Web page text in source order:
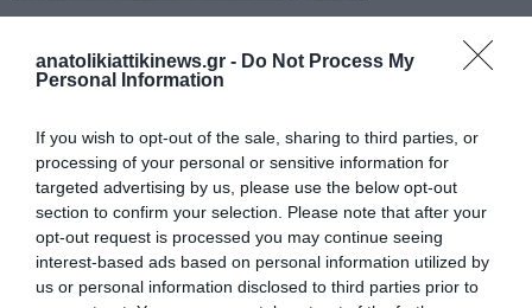
anatolikiattikinews.gr - Do Not Process My
Personal Information
If you wish to opt-out of the sale, sharing to third parties, or
processing of your personal or sensitive information for
targeted advertising by us, please use the below opt-out
section to confirm your selection. Please note that after your
opt-out request is processed you may continue seeing
interest-based ads based on personal information utilized by
us or personal information disclosed to third parties prior to